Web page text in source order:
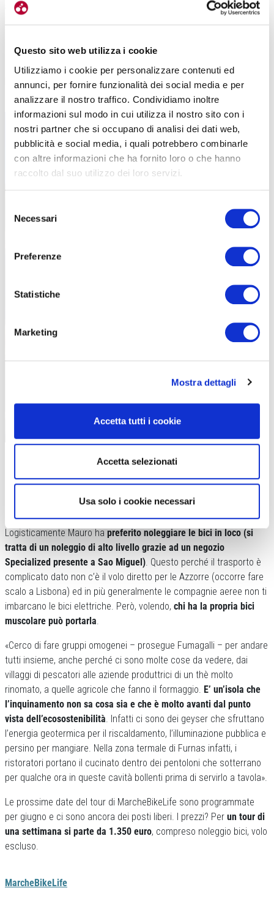
Questo sito web utilizza i cookie
Utilizziamo i cookie per personalizzare contenuti ed
annunci, per fornire funzionalità dei social media e per
analizzare il nostro traffico. Condividiamo inoltre
informazioni sul modo in cui utilizza il nostro sito con i
nostri partner che si occupano di analisi dei dati web,
pubblicità e social media, i quali potrebbero combinarle
con altre informazioni che ha fornito loro o che hanno
raccolto dal suo utilizzo dei loro servizi.
delNecessari
Preferenze
Statistiche
Marketing
Mostra dettagli
Accetta tutti i cookie
Accetta selezionati
Usa solo i cookie necessari
asfalto vellutato in cui non si trova una buca nemmeno a cercarla
è pieno di mucche, curiosamente sempre pulitissime perché,
pascolando all’aria aperta, vengono letteralmente lavate dalla
pioggerellina fine che rende l’isola verdissima e rigogliosa
comunque piacevole nel pedalare».
BICI A NOLEGGIO
Logisticamente Mauro ha preferito noleggiare le bici in loco (si
tratta di un noleggio di alto livello grazie ad un negozio
Specialized presente a Sao Miguel). Questo perché il trasporto è
complicato dato non c’è il volo diretto per le Azzorre (occorre fare
scalo a Lisbona) ed in più generalmente le compagnie aeree non ti
imbarcano le bici elettriche. Però, volendo, chi ha la propria bici
muscolare può portarla.
«Cerco di fare gruppi omogenei – prosegue Fumagalli – per andare
tutti insieme, anche perché ci sono molte cose da vedere, dai
villaggi di pescatori alle aziende produttrici di un thè molto
rinomato, a quelle agricole che fanno il formaggio. E’ un’isola che
l’inquinamento non sa cosa sia e che è molto avanti dal punto
vista dell’ecosostenibilità. Infatti ci sono dei geyser che sfruttano
l’energia geotermica per il riscaldamento, l’illuminazione pubblica e
persino per mangiare. Nella zona termale di Furnas infatti, i
ristoratori portano il cucinato dentro dei pentoloni che sotterrano
per qualche ora in queste cavità bollenti prima di servirlo a tavola».
Le prossime date del tour di MarcheBikeLife sono programmate
per giugno e ci sono ancora dei posti liberi. I prezzi? Per un tour di
una settimana si parte da 1.350 euro, compreso noleggio bici, volo
escluso.
MarcheBikeLife